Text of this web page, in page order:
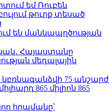
եմ Ռուբեն
թուրք տեսած
են մանկապղծության
Հայաստանը
մեդալային
75 անշարժ
865 միլիոն 865
հրամանը՝